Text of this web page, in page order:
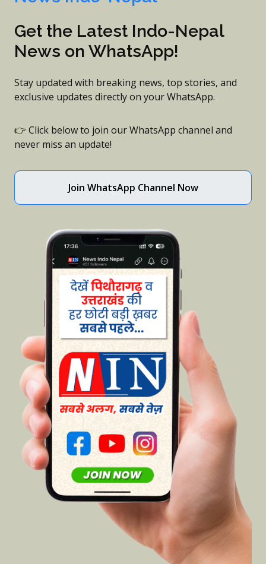
Get the Latest Indo-Nepal
News on WhatsApp!
Stay updated with breaking news, top stories, and
exclusive updates directly on your WhatsApp.
👉 Click below to join our WhatsApp channel and
never miss an update!
Join WhatsApp Channel Now